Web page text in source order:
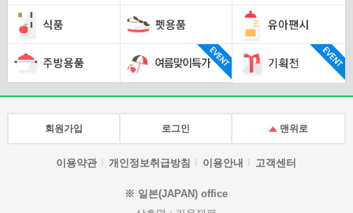
회원가입 로그인 맨위로
이용약관 개인정보취급방침 이용안내 고객센터
※ 일본(JAPAN) office